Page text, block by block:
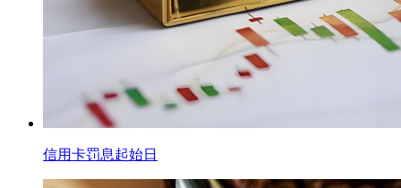
信用卡罚息起始日